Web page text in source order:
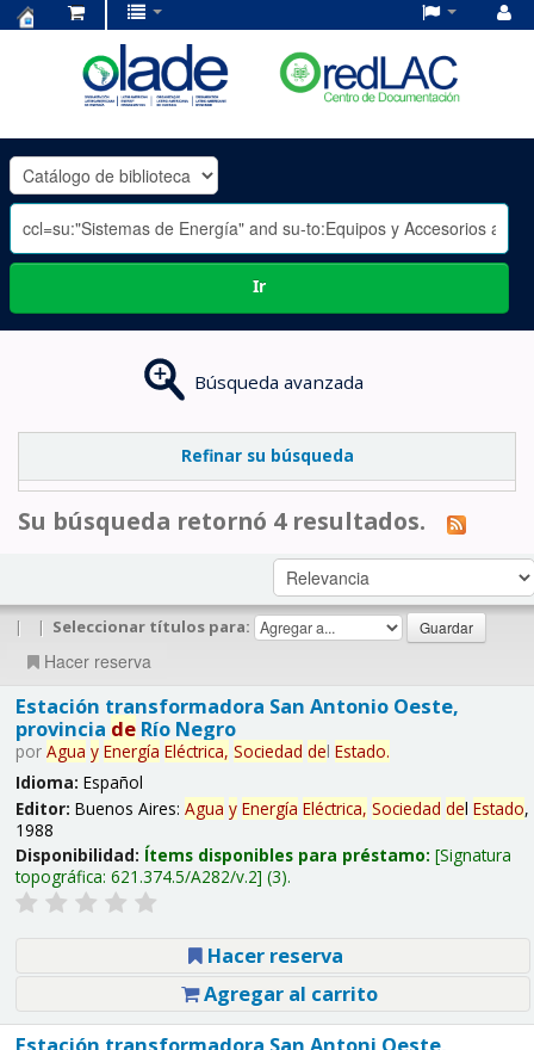
OLADE
-
Ir
Búsqueda avanzada
Refinar su búsqueda
Su búsqueda retornó 4 resultados.
| | Seleccionar títulos para:
Hacer reserva
Estación transformadora San Antonio Oeste,
provincia deRío Negro
por Agua y Energía Eléctrica, Sociedad del Estado.
Idioma: Español
Editor: Buenos Aires: Agua y Energía Eléctrica, Sociedad del Estado,
1988
Disponibilidad: Ítems disponibles para préstamo: Signatura
topográfica: 621.374.5/A282/v.2 (3).
Hacer reserva
Agregar al carrito